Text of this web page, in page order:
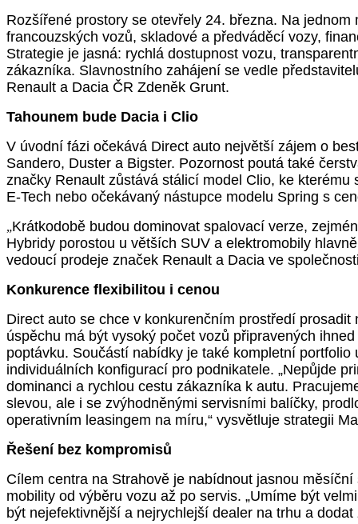
Rozšířené prostory se otevřely 24. března. Na jednom
francouzských vozů, skladové a předváděcí vozy,
Strategie je jasná: rychlá dostupnost vozu,
zákazníka. Slavnostního zahájení se vedle
Renault a Dacia ČR Zdeněk Grunt.
Tahounem bude Dacia i Clio
V úvodní fázi očekává Direct auto největší zájem o
Sandero, Duster a Bigster. Pozornost poutá také
značky Renault zůstává stálicí model Clio, ke
E-Tech nebo očekávaný nástupce modelu Spring s
„Krátkodobě budou dominovat spalovací verze,
Hybridy porostou u větších SUV a elektromobily
vedoucí prodeje značek Renault a Dacia ve
Konkurence flexibilitou i cenou
Direct auto se chce v konkurenčním prostředí prosadit
úspěchu má být vysoký počet vozů připravených
poptávku. Součástí nabídky je také kompletní
individuálních konfigurací pro podnikatele. „Nepůjde
dominanci a rychlou cestu zákazníka k autu.
slevou, ale i se zvýhodněnými servisními balíčky,
operativním leasingem na míru,“ vysvětluje strategii
Řešení bez kompromisů
Cílem centra na Strahově je nabídnout jasnou
mobility od výběru vozu až po servis. „Umíme být
být nejefektivnější a nejrychlejší dealer na trhu a